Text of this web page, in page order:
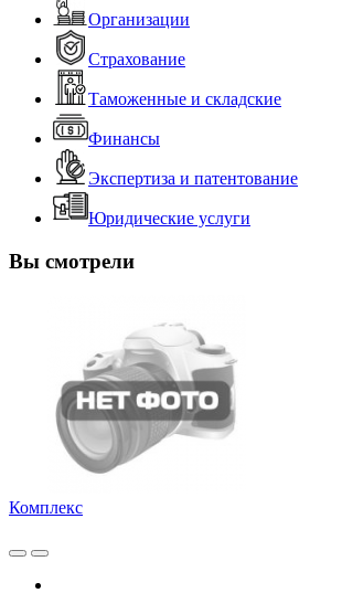
Организации
Страхование
Таможенные и складские
Финансы
Экспертиза и патентование
Юридические услуги
Вы смотрели
Комплекс